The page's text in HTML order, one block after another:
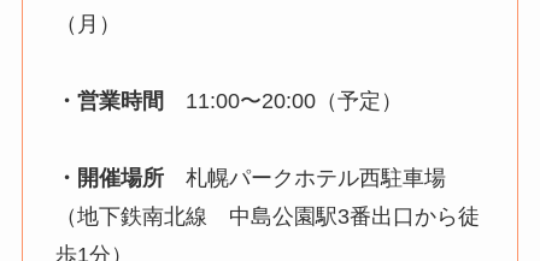
（月）
・営業時間 11:00〜20:00（予定）
・開催場所札幌パークホテル西駐車場
（地下鉄南北線 中島公園駅3番出口から徒
歩1分）